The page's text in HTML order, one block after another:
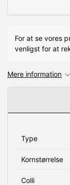
For at se vores
venligst for at
Mere information
Type
Kornstørrelse
Colli